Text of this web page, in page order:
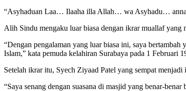
“Asyhaduan Laa… Ilaaha illa Allah… wa Asyhadu… anna
Alih Sindu mengaku luar biasa dengan ikrar muallaf
“Dengan pengalaman yang luar biasa ini, saya bertambah
Islam,” kata pemuda kelahiran Surabaya pada 1 Februari
Setelah ikrar itu, Syech Ziyaad Patel yang sempat
“Saya senang dengan suasana di masjid yang benar-